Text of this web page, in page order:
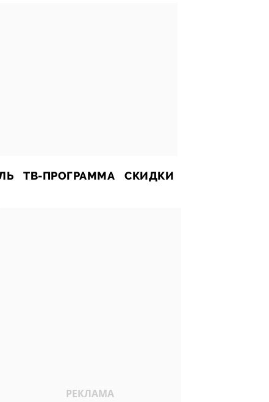
ТВ-ПРОГРАММА СКИДКИ